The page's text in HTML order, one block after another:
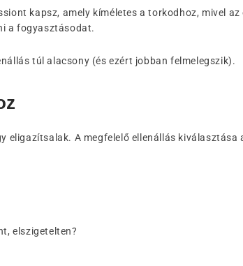
kapsz, amely kíméletes a torkodhoz, mivel az
a fogyasztásodat.
túl alacsony (és ezért jobban felmelegszik).
eligazítsalak. A megfelelő ellenállás kiválasztása
elszigetelten?